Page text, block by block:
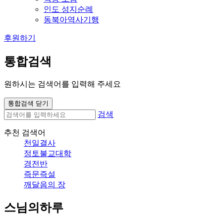
인도 성지순례
동북아역사기행
후원하기
통합검색
원하시는 검색어를 입력해 주세요
통합검색 닫기
검색
추천 검색어
천일결사
정토불교대학
경전반
즉문즉설
깨달음의 장
스님의하루